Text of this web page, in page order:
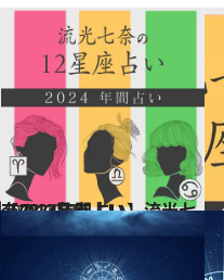
2023.12.16
【2024年間占い】流光七奈の12星座占い
占い